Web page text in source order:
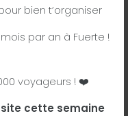
bien t’organiser
par an à Fuerte !
voyageurs ! ❤️
cette semaine